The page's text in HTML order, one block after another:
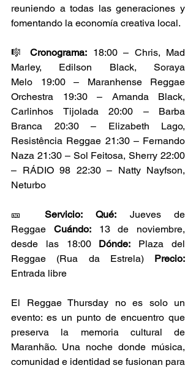
reuniendo a todas las generaciones y
fomentando la economía creativa local.
🎼 Cronograma: 18:00 – Chris, Mad
Marley, Edilson Black, Soraya
Melo 19:00 – Maranhense Reggae
Orchestra 19:30 – Amanda Black,
Carlinhos Tijolada 20:00 – Barba
Branca 20:30 – Elizabeth Lago,
Resistência Reggae 21:30 – Fernando
Naza 21:30 – Sol Feitosa, Sherry 22:00
– RÁDIO 98 22:30 – Natty Nayfson,
Neturbo
🎫 Servicio: Qué: Jueves de
Reggae Cuándo: 13 de noviembre,
desde las 18:00 Dónde: Plaza del
Reggae (Rua da Estrela) Precio:
Entrada libre
El Reggae Thursday no es solo un
evento: es un punto de encuentro que
preserva la memoria cultural de
Maranhão. Una noche donde música,
comunidad e identidad se fusionan para